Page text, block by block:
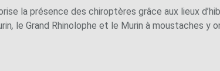
la présence des chiroptères grâce aux lieux
, le Grand Rhinolophe et le Murin à moustaches y